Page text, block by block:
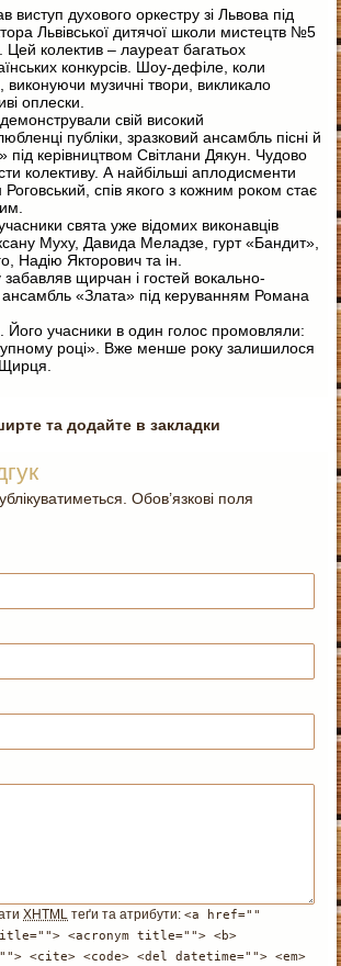
виступ духового оркестру зі Львова під
Львівської дитячої школи мистецтв №5
Цей колектив – лауреат багатьох
конкурсів. Шоу-дефіле, коли
виконуючи музичні твори, викликало
оплески.
свій високий
публіки, зразковий ансамбль пісні й
керівництвом Світлани Дякун. Чудово
колективу. А найбільші аплодисменти
спів якого з кожним роком стає
свята уже відомих виконавців
Муху, Давида Меладзе, гурт «Бандит»,
Надію Якторович та ін.
щирчан і гостей вокально-
ансамбль «Злата» під керуванням Романа
Його учасники в один голос промовляли:
році». Вже менше року залишилося
та додайте в закладки
Обов’язкові поля
XHTML теґи та атрибути:<a href=""
<acronym title=""> <b>
<cite> <code> <del datetime=""> <em>